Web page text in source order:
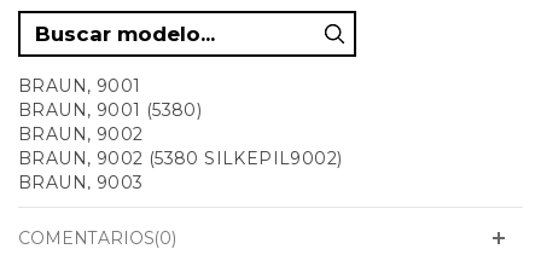
BRAUN, 9001
BRAUN, 9001 (5380)
BRAUN, 9002
BRAUN, 9002 (5380 SILKEPIL9002)
BRAUN, 9003
BRAUN, 9003 (5380)
BRAUN, 9005 (5380)
COMENTARIOS(0)